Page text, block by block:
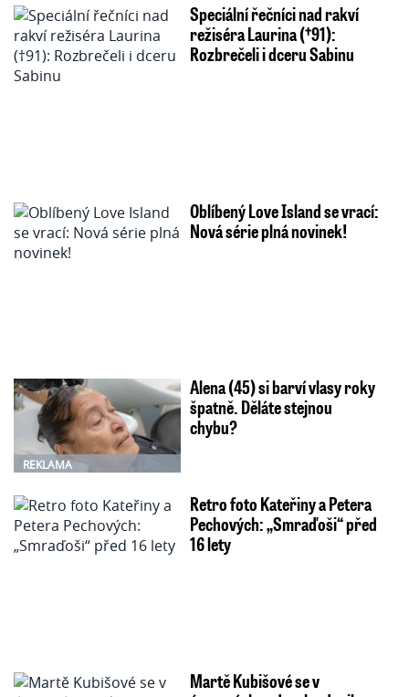
Speciální řečníci nad rakví
režiséra Laurina (†91):
Rozbrečeli i dceru Sabinu
Oblíbený Love Island se vrací:
Nová série plná novinek!
REKLAMA
Alena (45) si barví vlasy roky
špatně. Děláte stejnou
chybu?
Retro foto Kateřiny a Petera
Pechových: „Smraďoši“ před
16 lety
Martě Kubišové se v